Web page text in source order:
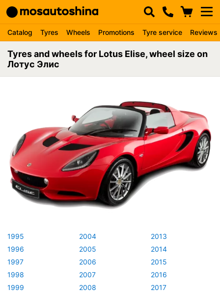
Catalog Tyres Wheels Promotions Tyre service Reviews
Tyres and wheels for Lotus Elise, wheel size on
Лотус Элис
1995
1996
1997
1998
1999
2004
2005
2006
2007
2008
2013
2014
2015
2016
2017